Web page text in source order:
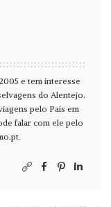
e tem interesse
do Alentejo.
pelo País em
falar com ele pelo
.